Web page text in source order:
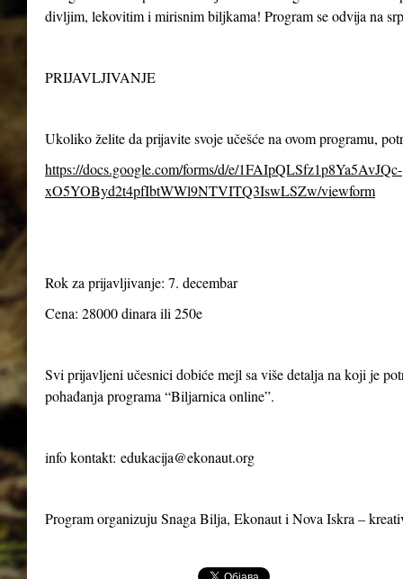
divljim, lekovitim i mirisnim biljkama! Program se odvija na
PRIJAVLJIVANJE
Ukoliko želite da prijavite svoje učešće na ovom programu,
https://docs.google.com/forms/d/e/1FAIpQLSfz1p8Ya5AvJQc-
xO5YOByd2t4pfIbtWWl9NTVITQ3IswLSZw/viewform
Rok za prijavljivanje: 7. decembar
Cena: 28000 dinara ili 250e
Svi prijavljeni učesnici dobiće mejl sa više detalja na koji je
pohađanja programa “Biljarnica online”.
info kontakt: edukacija@ekonaut.org
Program organizuju Snaga Bilja, Ekonaut i Nova Iskra –